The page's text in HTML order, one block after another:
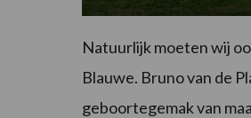
Natuurlijk moeten wij
Blauwe. Bruno van de
geboortegemak van